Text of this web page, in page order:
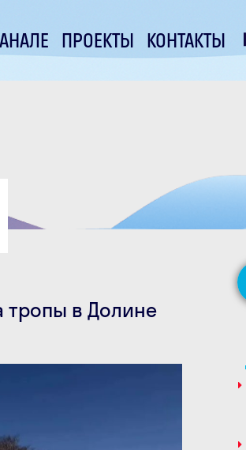
ПРОЕКТЫ КОНТАКТЫ
тропы в Долине